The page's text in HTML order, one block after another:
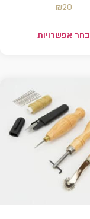
₪20
בחר אפשרויות